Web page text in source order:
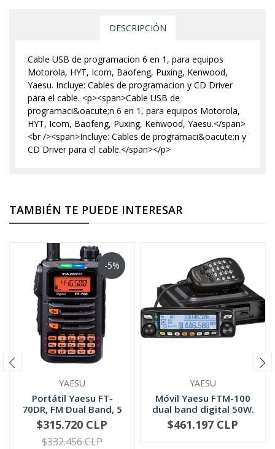
DESCRIPCIÓN
Cable USB de programacion 6 en 1, para equipos
Motorola, HYT, Icom, Baofeng, Puxing, Kenwood,
Yaesu. Incluye: Cables de programacion y CD Driver
para el cable. <p><span>Cable USB de
programaci&oacute;n 6 en 1, para equipos Motorola,
HYT, Icom, Baofeng, Puxing, Kenwood, Yaesu.</span>
<br /><span>Incluye: Cables de programaci&oacute;n y
CD Driver para el cable.</span></p>
TAMBIÉN TE PUEDE INTERESAR
-5%
YAESU
Portátil Yaesu FT-
70DR, FM Dual Band, 5
W, C4FM...
+
$315.720 CLP
$332.456 CLP
YAESU
Móvil Yaesu FTM-100
dual band digital 50W.
144-...
+
$461.197 CLP